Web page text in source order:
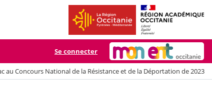
Se connecter
au Concours National de la Résistance et de la Déportation de 2023